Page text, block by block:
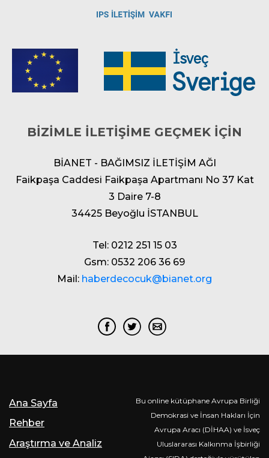
BİZİMLE İLETİŞİME GEÇMEK İÇİN
BİANET - BAĞIMSIZ İLETİŞİM AĞI
Faikpaşa Caddesi Faikpaşa Apartmanı No 37 Kat
3 Daire 7-8
34425 Beyoğlu İSTANBUL
Tel: 0212 251 15 03
Gsm: 0532 206 36 69
Mail: haberdecocuk@bianet.org
Ana Sayfa
Rehber
Araştırma ve Analiz
Bu online kütüphane Avrupa Birliği
Demokrasi ve İnsan Hakları İçin
Avrupa Aracı (DİHAA) ve İsveç
Uluslararası Kalkınma İşbirliği